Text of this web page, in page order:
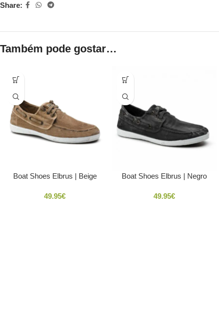
Share:
Também pode gostar…
Boat Shoes Elbrus | Beige
49.95€
Boat Shoes Elbrus | Negro
49.95€